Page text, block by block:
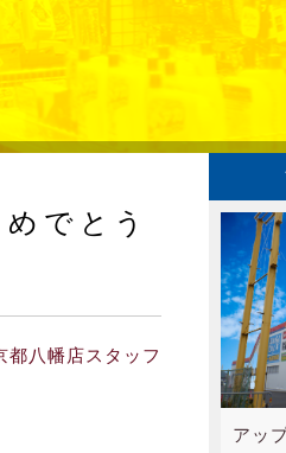
でとう
都八幡店スタッフ
アッ